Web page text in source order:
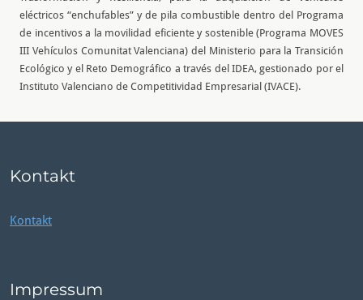
eléctricos “enchufables” y de pila combustible dentro del Programa
de incentivos a la movilidad eficiente y sostenible (Programa MOVES
III Vehículos Comunitat Valenciana) del Ministerio para la Transición
Ecológico y el Reto Demográfico a través del IDEA, gestionado por el
Instituto Valenciano de Competitividad Empresarial (IVACE).
Kontakt
Kontakt
Impressum